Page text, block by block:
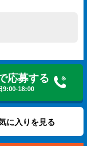
応募する
9:00-18:00
に入りを見る